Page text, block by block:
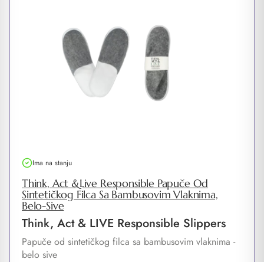
Ima na stanju
Think, Act &Live Responsible Papuče Od
Sintetičkog Filca Sa Bambusovim Vlaknima,
Belo-Sive
Think, Act & LIVE Responsible Slippers
Papuče od sintetičkog filca sa bambusovim vlaknima -
belo sive